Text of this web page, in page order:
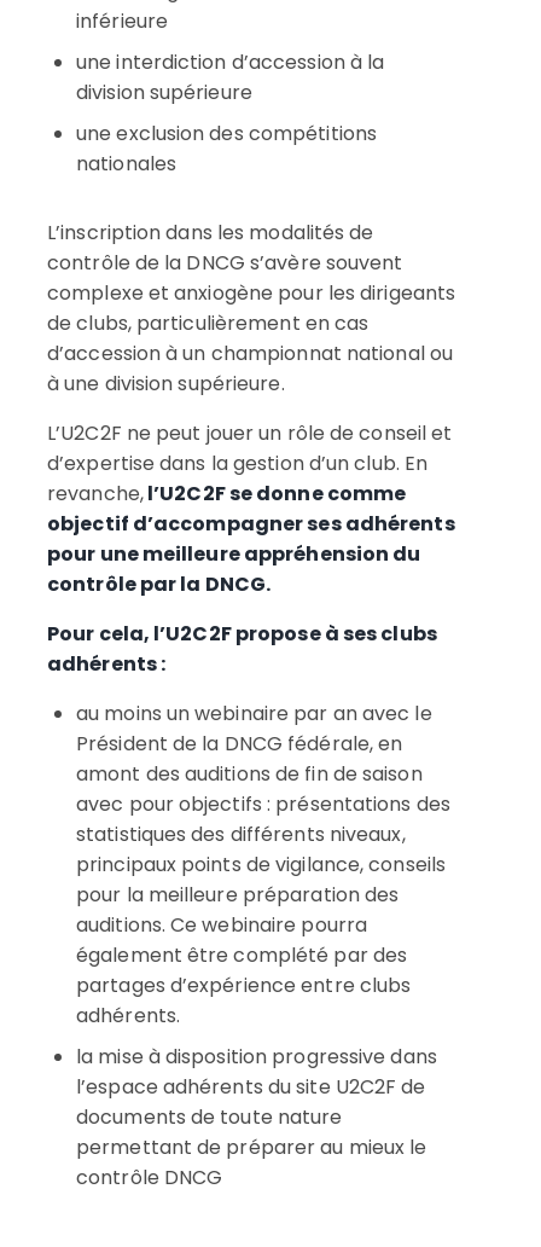
inférieure
une interdiction d’accession à la
division supérieure
une exclusion des compétitions
nationales
L’inscription dans les modalités de
contrôle de la DNCG s’avère souvent
complexe et anxiogène pour les dirigeants
de clubs, particulièrement en cas
d’accession à un championnat national ou
à une division supérieure.
L’U2C2F ne peut jouer un rôle de conseil et
d’expertise dans la gestion d’un club. En
revanche,l’U2C2F se donne comme
objectif d’accompagner ses adhérents
pour une meilleure appréhension du
contrôle par la DNCG.
Pour cela, l’U2C2F propose à ses clubs
adhérents :
au moins un webinaire par an avec le
Président de la DNCG fédérale, en
amont des auditions de fin de saison
avec pour objectifs : présentations des
statistiques des différents niveaux,
principaux points de vigilance, conseils
pour la meilleure préparation des
auditions. Ce webinaire pourra
également être complété par des
partages d’expérience entre clubs
adhérents.
la mise à disposition progressive dans
l’espace adhérents du site U2C2F de
documents de toute nature
permettant de préparer au mieux le
contrôle DNCG